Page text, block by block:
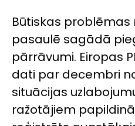
Būtiskas problēmas
pasaulē sagādā
pārrāvumi. Eiropas
dati par decembri
situācijas
ražotājiem